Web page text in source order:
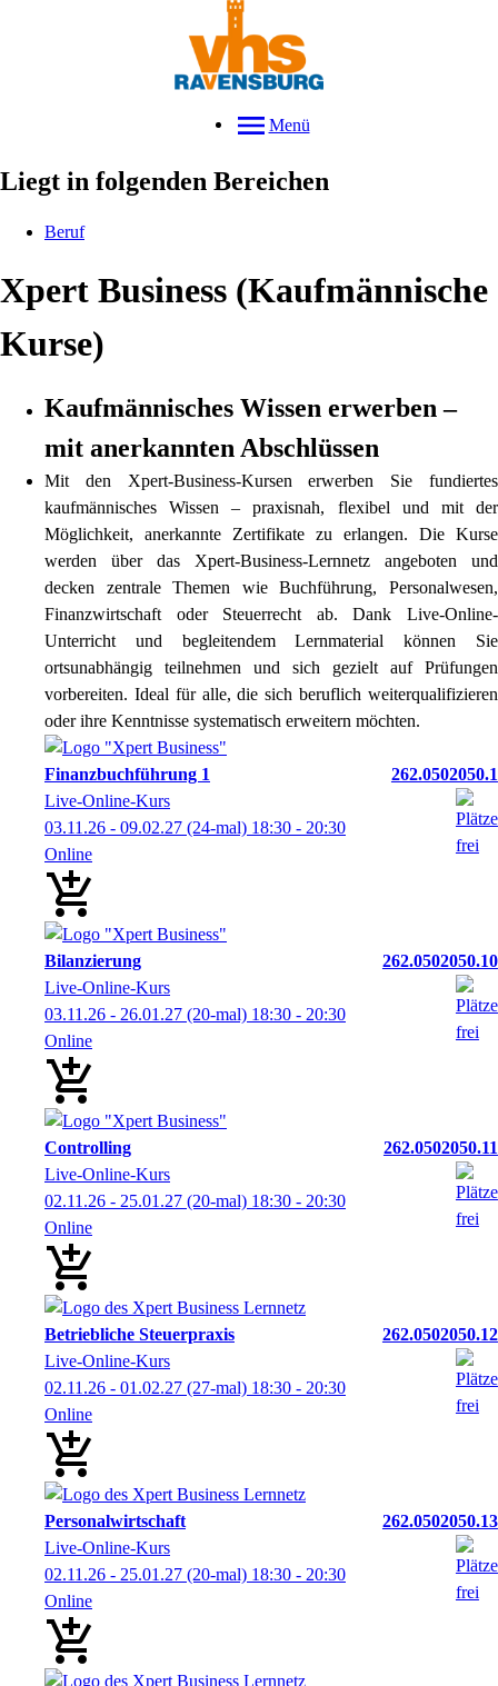
Menü
Liegt in folgenden Bereichen
Beruf
Xpert Business (Kaufmännische
Kurse)
Kaufmännisches Wissen erwerben –
mit anerkannten Abschlüssen
Mit den Xpert-Business-Kursen erwerben Sie fundiertes
kaufmännisches Wissen – praxisnah, flexibel und mit der
Möglichkeit, anerkannte Zertifikate zu erlangen. Die Kurse
werden über das Xpert-Business-Lernnetz angeboten und
decken zentrale Themen wie Buchführung, Personalwesen,
Finanzwirtschaft oder Steuerrecht ab. Dank Live-Online-
Unterricht und begleitendem Lernmaterial können Sie
ortsunabhängig teilnehmen und sich gezielt auf Prüfungen
vorbereiten. Ideal für alle, die sich beruflich weiterqualifizieren
oder ihre Kenntnisse systematisch erweitern möchten.
Finanzbuchführung 1
262.0502050.1
Live-Online-Kurs
03.11.26 - 09.02.27 (24-mal) 18:30 - 20:30
Online
Bilanzierung
262.0502050.10
Live-Online-Kurs
03.11.26 - 26.01.27 (20-mal) 18:30 - 20:30
Online
Controlling
262.0502050.11
Live-Online-Kurs
02.11.26 - 25.01.27 (20-mal) 18:30 - 20:30
Online
Betriebliche Steuerpraxis
262.0502050.12
Live-Online-Kurs
02.11.26 - 01.02.27 (27-mal) 18:30 - 20:30
Online
Personalwirtschaft
262.0502050.13
Live-Online-Kurs
02.11.26 - 25.01.27 (20-mal) 18:30 - 20:30
Online